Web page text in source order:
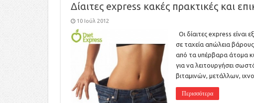
Δίαιτες express κακές πρακτικές και
10 Ιούλ 2012
Οι δίαιτες express είναι
σε ταχεία απώλεια
από τα υπέρβαρα άτομα
για να λειτουργήσει
βιταμινών, μετάλλων,
Περισσότερα